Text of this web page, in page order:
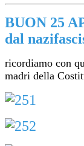
BUON 25
dal
ricordiamo con
madri della